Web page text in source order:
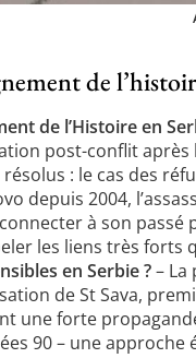
de
de l’Histoire en
post-conflit après
: le cas des
depuis 2004,
à son passé
les liens très forts
en Serbie ?– La
de St Sava,
une forte
90 – une